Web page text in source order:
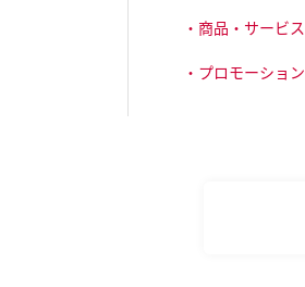
・商品・サービス
・プロモーション